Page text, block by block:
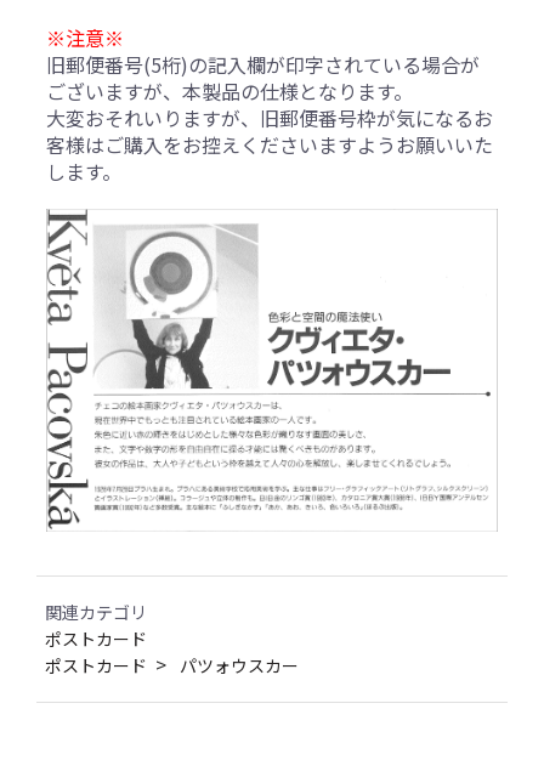
※注意※
旧郵便番号(5桁)の記入欄が印字されている場合が
ございますが、本製品の仕様となります。
大変おそれいりますが、旧郵便番号枠が気になるお
客様はご購入をお控えくださいますようお願いいた
します。
関連カテゴリ
ポストカード
ポストカード
パツォウスカー